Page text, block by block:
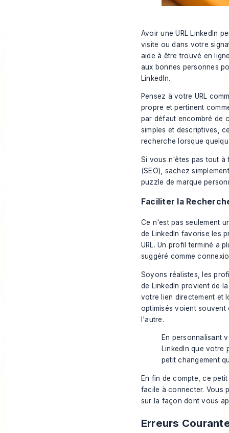
Avoir une URL LinkedIn
visite ou dans votre
aide à être trouvé en
aux bonnes personnes
LinkedIn.
Pensez à votre URL
propre et pertinent
par défaut encombré de
simples et descriptives,
recherche lorsque
Si vous n'êtes pas tout
(SEO) , sachez
puzzle de marque
Faciliter la
Ce n'est pas seulement
de LinkedIn favorise les
URL. Un profil terminé a
suggéré comme
Soyons réalistes, les
de LinkedIn provient de
votre lien directement et
optimisés voient
l'autre.
En personnalisant
LinkedIn que votre
petit changement
En fin de compte, ce
facile à connecter. Vous
sur la façon dont vous
Erreurs